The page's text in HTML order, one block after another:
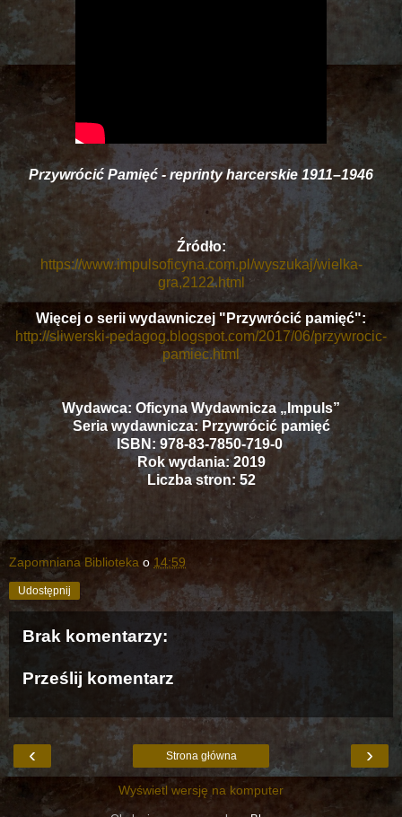
Przywrócić Pamięć - reprinty harcerskie 1911–1946
Źródło:
https://www.impulsoficyna.com.pl/wyszukaj/wielka-
gra,2122.html
Więcej o serii wydawniczej "Przywrócić pamięć":
http://sliwerski-pedagog.blogspot.com/2017/06/przywrocic-
pamiec.html
Wydawca: Oficyna Wydawnicza „Impuls”
Seria wydawnicza: Przywrócić pamięć
ISBN: 978-83-7850-719-0
Rok wydania: 2019
Liczba stron: 52
Zapomniana Biblioteka o 14:59
Udostępnij
Brak komentarzy:
Prześlij komentarz
‹ ›
Strona główna
Wyświetl wersję na komputer